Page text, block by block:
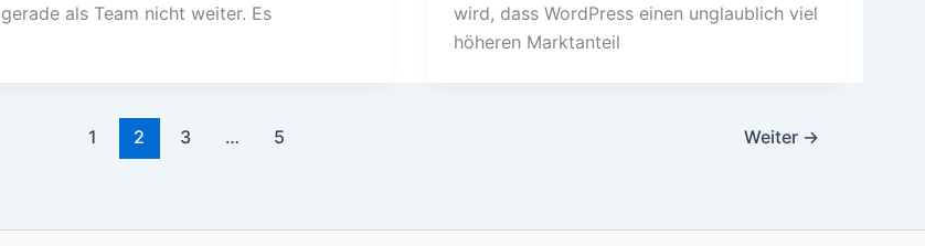
gerade als Team nicht weiter. Es
wird, dass WordPress einen unglaublich viel
höheren Marktanteil
1 2 3 … 5 Weiter →